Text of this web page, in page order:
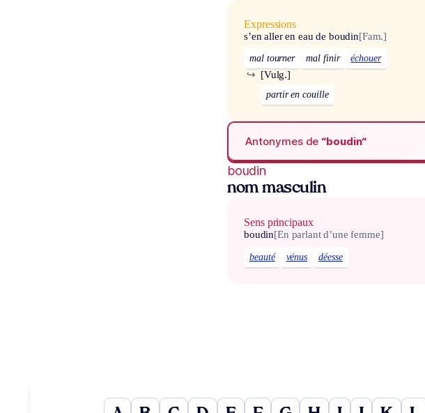
Expressions
s’en aller en eau de boudin[Fam.]
mal tourner mal finir échouer
[Vulg.]
↪
partir en couille
Antonymes de “boudin“
boudin
nom masculin
Sens principaux
boudin[En parlant d’une femme]
beauté vénus déesse